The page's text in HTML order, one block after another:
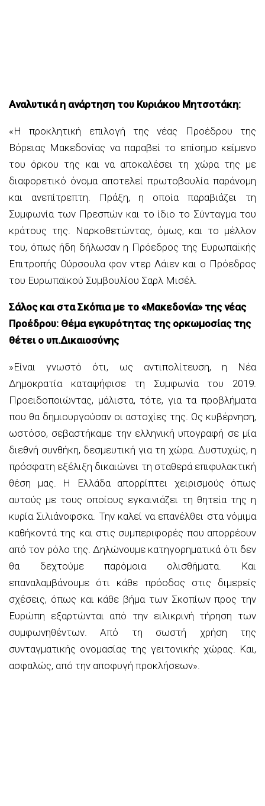
Αναλυτικά η ανάρτηση του Κυριάκου Μητσοτάκη:
«Η προκλητική επιλογή της νέας Προέδρου της
Βόρειας Μακεδονίας να παραβεί το επίσημο κείμενο
του όρκου της και να αποκαλέσει τη χώρα της με
διαφορετικό όνομα αποτελεί πρωτοβουλία παράνομη
και ανεπίτρεπτη. Πράξη, η οποία παραβιάζει τη
Συμφωνία των Πρεσπών και το ίδιο το Σύνταγμα του
κράτους της. Ναρκοθετώντας, όμως, και το μέλλον
του, όπως ήδη δήλωσαν η Πρόεδρος της Ευρωπαϊκής
Επιτροπής Ούρσουλα φον ντερ Λάιεν και ο Πρόεδρος
του Ευρωπαϊκού Συμβουλίου Σαρλ Μισέλ.
Σάλος και στα Σκόπια με το «Μακεδονία» της νέας
Προέδρου: Θέμα εγκυρότητας της ορκωμοσίας της
θέτει ο υπ.Δικαιοσύνης
»Είναι γνωστό ότι, ως αντιπολίτευση, η Νέα
Δημοκρατία καταψήφισε τη Συμφωνία του 2019.
Προειδοποιώντας, μάλιστα, τότε, για τα προβλήματα
που θα δημιουργούσαν οι αστοχίες της. Ως κυβέρνηση,
ωστόσο, σεβαστήκαμε την ελληνική υπογραφή σε μία
διεθνή συνθήκη, δεσμευτική για τη χώρα. Δυστυχώς, η
πρόσφατη εξέλιξη δικαιώνει τη σταθερά επιφυλακτική
θέση μας. Η Ελλάδα απορρίπτει χειρισμούς όπως
αυτούς με τους οποίους εγκαινιάζει τη θητεία της η
κυρία Σιλιάνοφσκα. Την καλεί να επανέλθει στα νόμιμα
καθήκοντά της και στις συμπεριφορές που απορρέουν
από τον ρόλο της. Δηλώνουμε κατηγορηματικά ότι δεν
θα δεχτούμε παρόμοια ολισθήματα. Και
επαναλαμβάνουμε ότι κάθε πρόοδος στις διμερείς
σχέσεις, όπως και κάθε βήμα των Σκοπίων προς την
Ευρώπη εξαρτώνται από την ειλικρινή τήρηση των
συμφωνηθέντων. Από τη σωστή χρήση της
συνταγματικής ονομασίας της γειτονικής χώρας. Και,
ασφαλώς, από την αποφυγή προκλήσεων».